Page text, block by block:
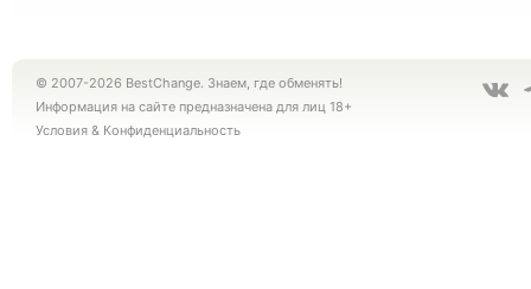
© 2007-2026 BestChange. Знаем, где обменять!
Информация на сайте предназначена для лиц 18+
Условия & Конфиденциальность